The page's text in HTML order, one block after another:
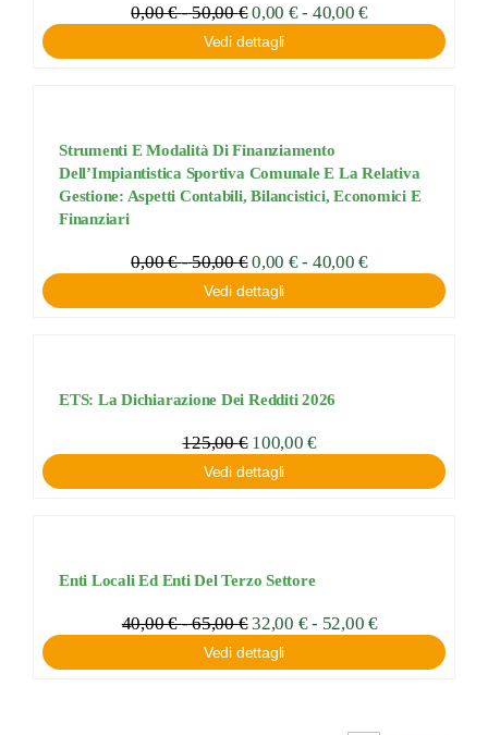
0,00€-50,00€Fascia
di
prezzo:
50,00 €
0,00 €- 40,00€Fascia
prezzo:
Vedi dettagli
Strumenti E Modalità Di Finanziamento
Dell’Impiantistica Sportiva Comunale E La Relativa
Gestione: Aspetti Contabili, Bilancistici, Economici E
Finanziari
0,00€-50,00€Fascia
di
prezzo:
50,00 €
0,00 €- 40,00€Fascia
prezzo:
Vedi dettagli
ETS: La Dichiarazione Dei Redditi 2026
125,00€ 100,00€
Vedi dettagli
Enti Locali Ed Enti Del Terzo Settore
40,00€-65,00€Fascia
di
prezzo:
32,00 €- 52,00€Fascia
prezzo:
Vedi dettagli